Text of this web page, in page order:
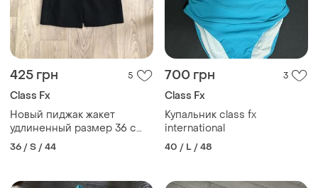
425 грн 5
Class Fx
Новый пиджак жакет
удлиненный размер 36 с
пальто
36 / S / 44
700 грн 3
Class Fx
Купальник class fx
international
40 / L / 48